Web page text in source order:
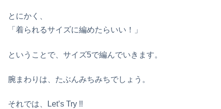
とにかく、
「着られるサイズに編めたらいい！」
ということで、サイズ5で編んでいきます。
腕まわりは、たぶんみちみちでしょう。
それでは、Let’s Try !!